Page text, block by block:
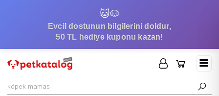
🐱🐶
Evcil dostunun bilgilerini doldur,
50 TL hediye kuponu kazan!